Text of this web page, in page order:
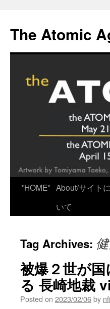
content
The Atomic
*HOME* About/サイト
いて
Tag Archives:
被爆２世が
る 長崎地裁
Posted on 2023/02/06by